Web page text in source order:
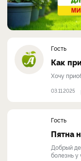
Гость
Как
Хочу
03.11.2025
Гость
Пятна
Добрый
болезнь